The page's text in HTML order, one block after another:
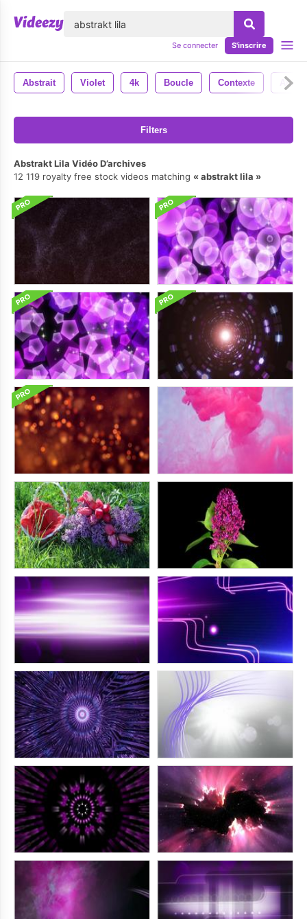
Se connecter S'inscrire
Abstrait Violet 4k Boucle Contexte
Filters
Abstrakt Lila Vidéo D’archives
12 119 royalty free stock videos matching
abstrakt lila